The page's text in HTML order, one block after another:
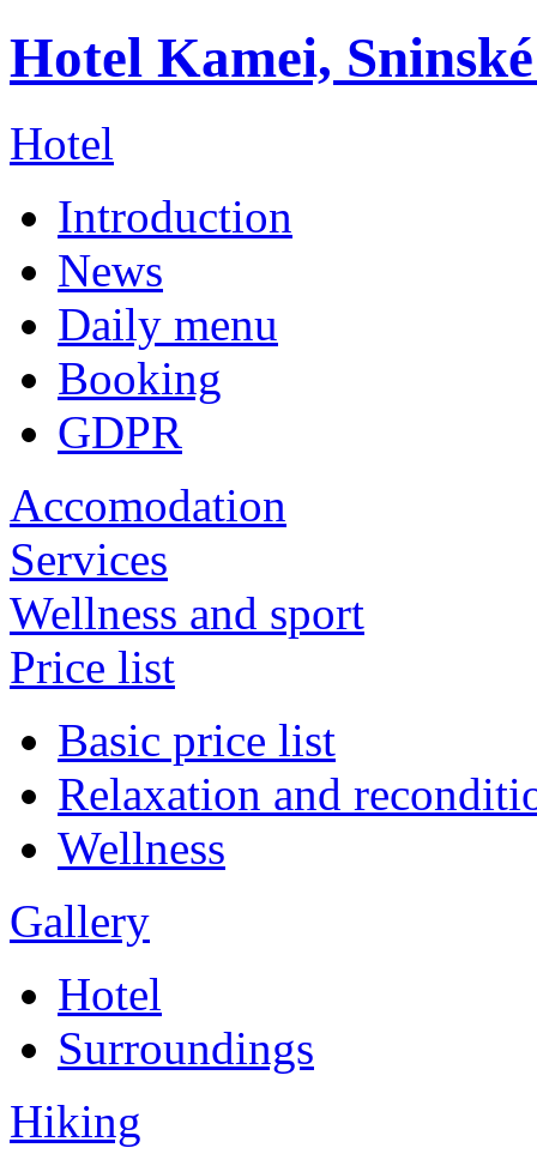
Hotel Kamei,
Hotel
Introduction
News
Daily menu
Booking
GDPR
Accomodation
Services
Wellness and sport
Price list
Basic price list
Relaxation and
Wellness
Gallery
Hotel
Surroundings
Hiking